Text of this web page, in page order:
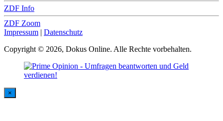
ZDF Info
ZDF Zoom
Impressum | Datenschutz
Copyright © 2026, Dokus Online. Alle Rechte vorbehalten.
×